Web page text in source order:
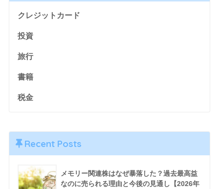
クレジットカード
投資
旅行
書籍
税金
Recent Posts
メモリー関連株はなぜ暴落した？過去最高益
なのに売られる理由と今後の見通し【2026年